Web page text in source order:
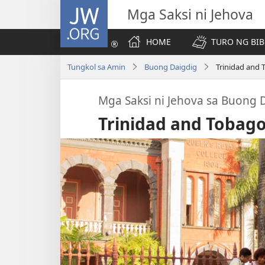
JW.ORG Mga Saksi ni Jehova
HOME
TURO NG
Tungkol sa Amin Buong Daigdig Trinidad and
Mga Saksi ni Jehova sa Buong
Trinidad and